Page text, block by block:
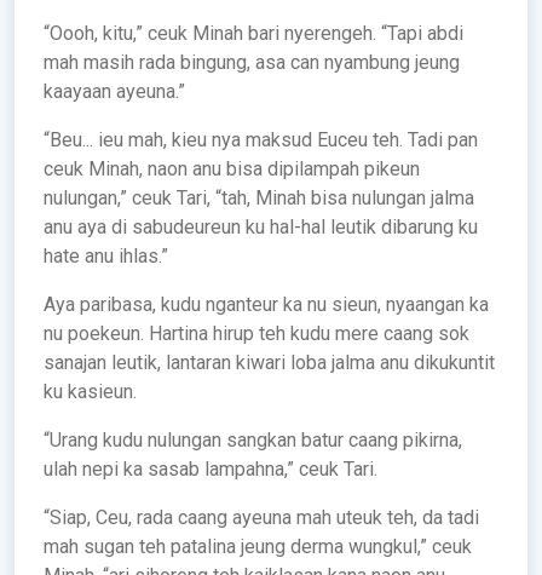
“Oooh, kitu,” ceuk Minah bari nyerengeh. “Tapi abdi
mah masih rada bingung, asa can nyambung jeung
kaayaan ayeuna.”
“Beu... ieu mah, kieu nya maksud Euceu teh. Tadi pan
ceuk Minah, naon anu bisa dipilampah pikeun
nulungan,” ceuk Tari, “tah, Minah bisa nulungan jalma
anu aya di sabudeureun ku hal-hal leutik dibarung ku
hate anu ihlas.”
Aya paribasa, kudu nganteur ka nu sieun, nyaangan ka
nu poekeun. Hartina hirup teh kudu mere caang sok
sanajan leutik, lantaran kiwari loba jalma anu dikukuntit
ku kasieun.
“Urang kudu nulungan sangkan batur caang pikirna,
ulah nepi ka sasab lampahna,” ceuk Tari.
“Siap, Ceu, rada caang ayeuna mah uteuk teh, da tadi
mah sugan teh patalina jeung derma wungkul,” ceuk